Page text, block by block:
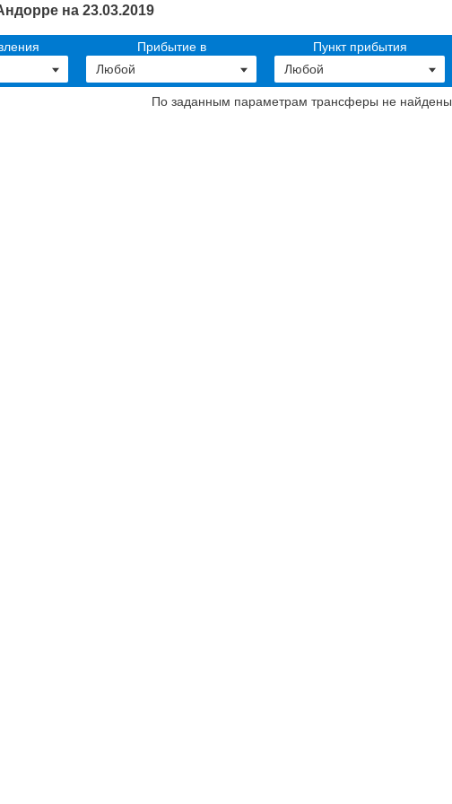
на 23.03.2019
Прибытие в Пункт прибытия
По заданным параметрам трансферы не найдены